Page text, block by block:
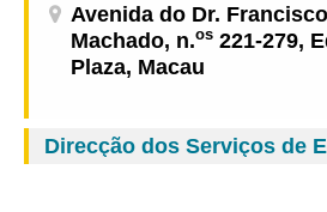
Avenida do Dr.
Machado, n.os 221-279,
Plaza, Macau